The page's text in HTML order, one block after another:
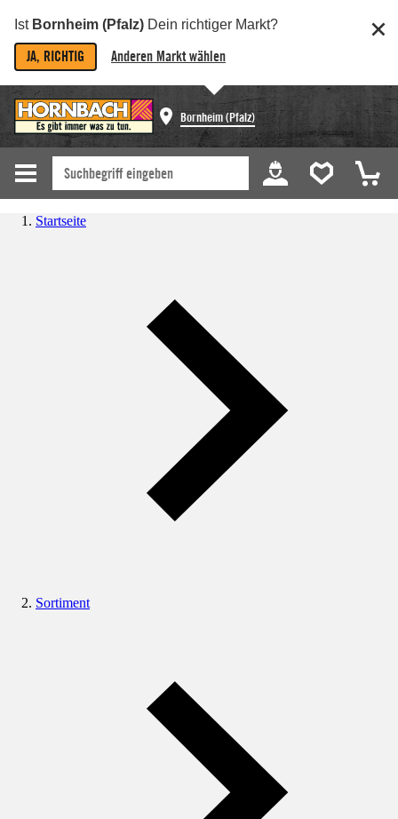
Ist Bornheim (Pfalz) Dein richtiger Markt?
JA, RICHTIG Anderen Markt wählen
Bornheim (Pfalz)
Startseite
Sortiment